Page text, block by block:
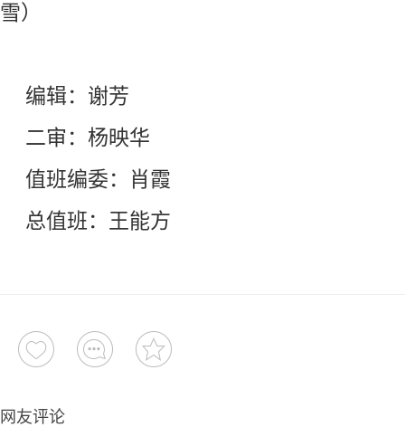
雪）
编辑：谢芳
二审：杨映华
值班编委：肖霞
总值班：王能方
网友评论